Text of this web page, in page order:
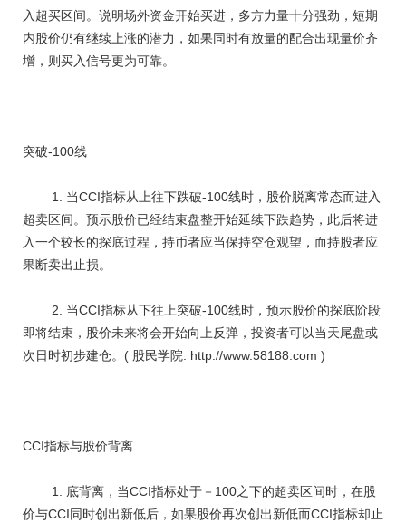
入超买区间。说明场外资金开始买进，多方力量十分强劲，短期
内股价仍有继续上涨的潜力，如果同时有放量的配合出现量价齐
增，则买入信号更为可靠。
突破-100线
1. 当CCI指标从上往下跌破-100线时，股价脱离常态而进入
超卖区间。预示股价已经结束盘整开始延续下跌趋势，此后将进
入一个较长的探底过程，持币者应当保持空仓观望，而持股者应
果断卖出止损。
2. 当CCI指标从下往上突破-100线时，预示股价的探底阶段
即将结束，股价未来将会开始向上反弹，投资者可以当天尾盘或
次日时初步建仓。( 股民学院: http://www.58188.com )
CCI指标与股价背离
1. 底背离，当CCI指标处于－100之下的超卖区间时，在股
价与CCI同时创出新低后，如果股价再次创出新低而CCI指标却止